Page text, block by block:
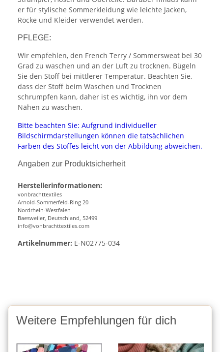
er für stylische Sommerkleidung wie leichte Jacken,
Röcke und Kleider verwendet werden.
PFLEGE:
Wir empfehlen, den French Terry / Sommersweat bei 30
Grad zu waschen und an der Luft zu trocknen. Bügeln
Sie den Stoff bei mittlerer Temperatur. Beachten Sie,
dass der Stoff beim Waschen und Trocknen
schrumpfen kann, daher ist es wichtig, ihn vor dem
Nähen zu waschen.
Bitte beachten Sie: Aufgrund individueller
Bildschirmdarstellungen können die tatsächlichen
Farben des Stoffes leicht von der Abbildung abweichen.
Angaben zur Produktsicherheit
Herstellerinformationen:
vonbrachttextiles
Arnold-Sommerfeld-Ring 20
Nordrhein-Westfalen
Baesweiler, Deutschland, 52499
info@vonbrachttextiles.com
Artikelnummer: E-N02775-034
Weitere Empfehlungen für dich